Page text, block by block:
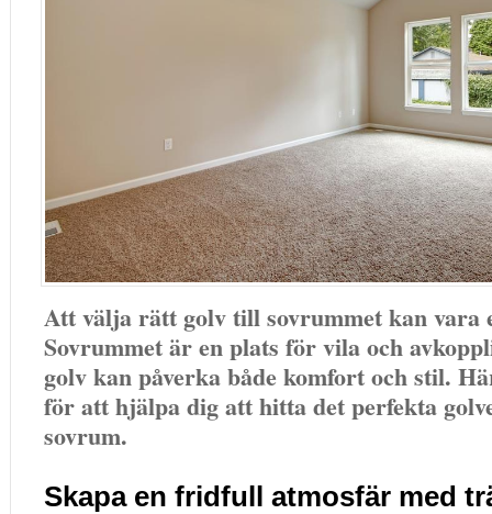
Att välja rätt golv till sovrummet kan vara
Sovrummet är en plats för vila och
golv kan påverka både komfort och stil.
för att hjälpa dig att hitta det perfekta
sovrum.
Skapa en fridfull atmosfär med